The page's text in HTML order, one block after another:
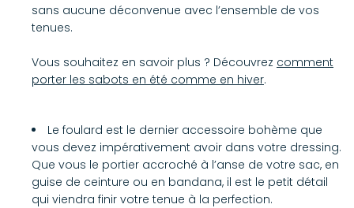
sans aucune déconvenue avec l’ensemble de vos
tenues.
Vous souhaitez en savoir plus ? Découvrez comment
porter les sabots en été comme en hiver.
Le foulard est le dernier accessoire bohème que
vous devez impérativement avoir dans votre dressing.
Que vous le portier accroché à l’anse de votre sac, en
guise de ceinture ou en bandana, il est le petit détail
qui viendra finir votre tenue à la perfection.